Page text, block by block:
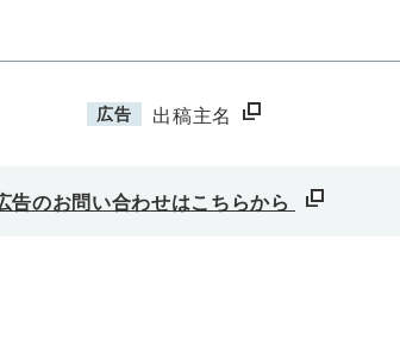
広告 出稿主名
告のお問い合わせはこちらから